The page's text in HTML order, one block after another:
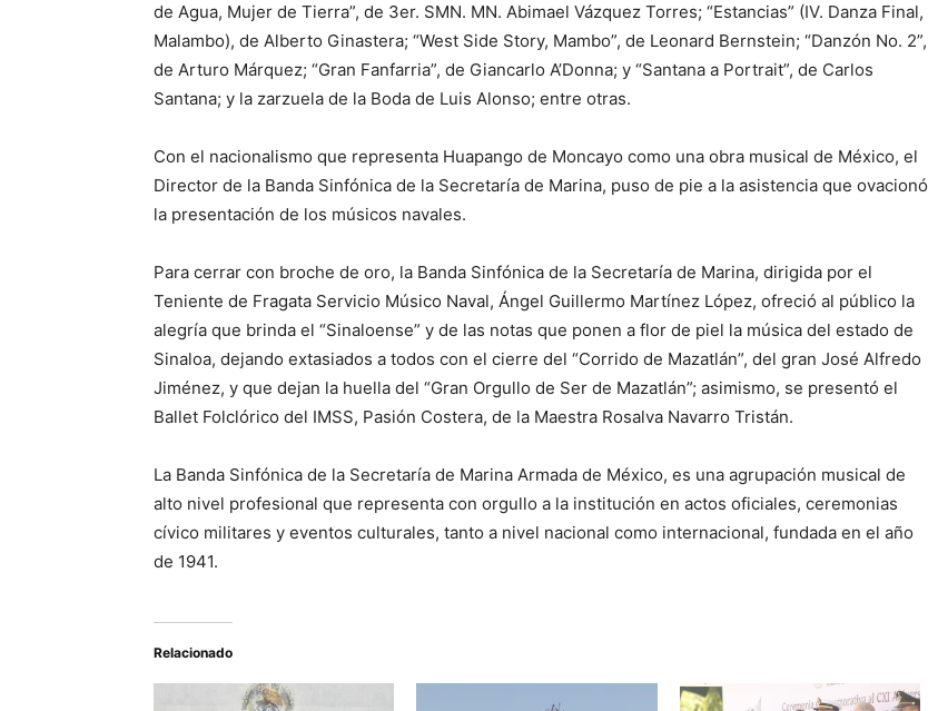
de Agua, Mujer de Tierra”, de 3er. SMN. MN. Abimael Vázquez Torres; “Estancias” (IV. Danza Final,
Malambo), de Alberto Ginastera; “West Side Story, Mambo”, de Leonard Bernstein; “Danzón No. 2”,
de Arturo Márquez; “Gran Fanfarria”, de Giancarlo A’Donna; y “Santana a Portrait”, de Carlos
Santana; y la zarzuela de la Boda de Luis Alonso; entre otras.
Con el nacionalismo que representa Huapango de Moncayo como una obra musical de México, el
Director de la Banda Sinfónica de la Secretaría de Marina, puso de pie a la asistencia que ovacionó
la presentación de los músicos navales.
Para cerrar con broche de oro, la Banda Sinfónica de la Secretaría de Marina, dirigida por el
Teniente de Fragata Servicio Músico Naval, Ángel Guillermo Martínez López, ofreció al público la
alegría que brinda el “Sinaloense” y de las notas que ponen a flor de piel la música del estado de
Sinaloa, dejando extasiados a todos con el cierre del “Corrido de Mazatlán”, del gran José Alfredo
Jiménez, y que dejan la huella del “Gran Orgullo de Ser de Mazatlán”; asimismo, se presentó el
Ballet Folclórico del IMSS, Pasión Costera, de la Maestra Rosalva Navarro Tristán.
La Banda Sinfónica de la Secretaría de Marina Armada de México, es una agrupación musical de
alto nivel profesional que representa con orgullo a la institución en actos oficiales, ceremonias
cívico militares y eventos culturales, tanto a nivel nacional como internacional, fundada en el año
de 1941.
Relacionado